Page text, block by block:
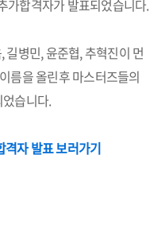
가합격자가 발표되었습니다.
병민, 윤준협, 추혁진이 먼
름을 올린후 마스터즈들의
습니다.
자 발표 보러가기